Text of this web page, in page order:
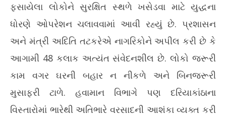
ફસાયેલા લોકોને સુરક્ષિત સ્થળે ખસેડવા માટે યુદ્ધના
ધોરણે ઓપરેશન ચલાવવામાં આવી રહ્યું છે. પ્રશાસન
અને મંત્રી અદિતિ તટકરેએ નાગરિકોને અપીલ કરી છે કે
આગામી 48 કલાક અત્યંત સંવેદનશીલ છે. લોકો જરૂરી
કામ વગર ઘરની બહાર ન નીકળે અને બિનજરૂરી
મુસાફરી ટાળે. હવામાન વિભાગે પણ દરિયાકાંઠાના
વિસ્તારોમાં ભારેથી અતિભારે વરસાદની આશંકા વ્યક્ત કરી